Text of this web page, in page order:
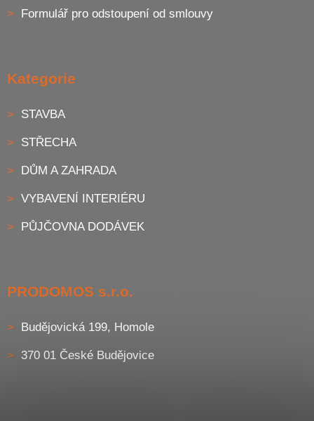
Formulář pro odstoupení od smlouvy
Kategorie
STAVBA
STŘECHA
DŮM A ZAHRADA
VYBAVENÍ INTERIÉRU
PŮJČOVNA DODÁVEK
PRODOMOS s.r.o.
Budějovická 199, Homole
370 01 České Budějovice